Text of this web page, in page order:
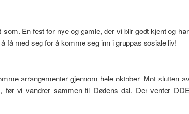
En fest for nye og gamle, der vi blir godt kjent og
få med seg for å komme seg inn i gruppas sosiale liv!
arrangementer gjennom hele oktober. Mot slutten
før vi vandrer sammen til Dødens dal. Der venter